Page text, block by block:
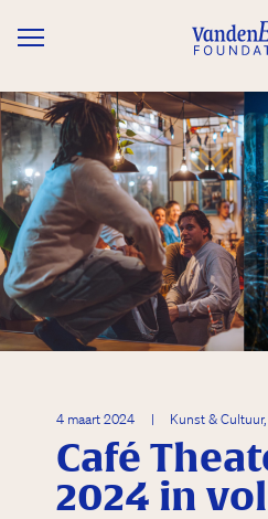
Overslaan en naar de
4 maart 2024 | Kunst &
Café
2024 in